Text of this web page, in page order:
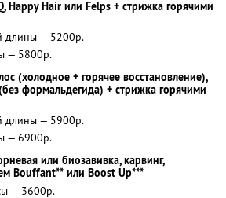
Happy Hair или Felps + стрижка горячими
длины — 5200р.
— 5800р.
(холодное + горячее восстановление),
формальдегида) + стрижка горячими
длины — 5900р.
— 6900р.
или биозавивка, карвинг,
Bouffant** или Boost Up***
— 3600р.